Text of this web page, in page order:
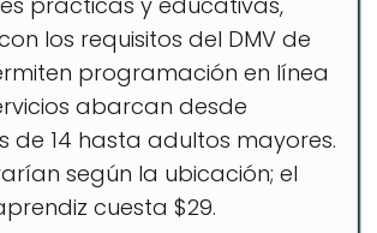
los requisitos del DMV de
programación en línea
abarcan desde
de 14 hasta adultos mayores.
según la ubicación; el
cuesta $29.